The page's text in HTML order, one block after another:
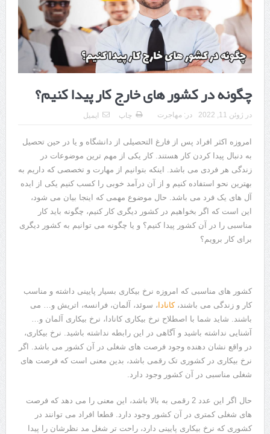
هزینه ایمپلنت دندان در ترکیه 1405 | قیمت، مزایا، معایب و مقایسه با
ایران
محصولات تراست؛ بهترین گزینه برای مراقبت از پوست
کلاس تیزهوشان برای چه دانش‌آموزانی ضروری‌تر است؟
آشنایی با هنر عاج کاری
7 سوئیت محبوب مشهد نزدیک حرم با غذا و نظر مسافران
درمان ترک های پوستی با لیزر در مشهد | لیزر فوتونا برای بهبود قطعی
استریا
طراحی در خدمت نظم؛ از قفسه ‌های یک‌ طرفه تا دو طرفه، روایت
هوشمندی در معماری فروشگاه
چگونه در کشور های خارج کار پیدا کنیم؟
در ژوئن 11, 2022 در: مهاجرت چاپ ایمیل
امروزه اکثر افراد پس از فارغ التحصیلی از دانشگاه و یا در حین تحصیل
به دنبال پیدا کردن کار هستند. کار یکی از مهم ترین موضوعات در
زندگی هر فردی می باشد. اینکه بتوانیم از مهارت و تخصصی که داریم به
بهترین نحو استفاده کنیم و از آن درآمد خوبی را کسب کنیم یکی از ایده
آل های یک فرد می باشد. حال موضوع مهمی که اینجا بیان می شود،
این است که اگر بخواهیم در کشور دیگری کار کنیم، چگونه باید کار
مناسبی را در آن کشور پیدا کنیم؟ و یا چگونه می توانیم به کشور دیگری
برای کار برویم؟
کشور های مناسبی که امروزه نرخ بیکاری بسیار پایینی داشته و مناسب
کار و زندگی می باشند،کانادا، سوئد، آلمان، فرانسه، اتریش و… می
باشند. شاید شما با اصطلاح نرخ بیکاری کانادا، نرخ بیکاری آلمان و…
آشنایی نداشته باشید و آگاهی در این رابطه نداشته باشید. نرخ بیکاری،
در واقع نشان دهنده وجود فرصت های شغلی در آن کشور می باشد. اگر
نرخ بیکاری در کشوری تک رقمی باشد، بدین معنی است که فرصت های
شغلی مناسبی در آن کشور وجود دارد.
حال اگر این عدد 2 رقمی به بالا باشد، این معنی را می دهد که فرصت
های شغلی کمتری در آن کشور وجود دارد. قطعا افراد می توانند در
کشوری که نرخ بیکاری پایینی دارد، راحت تر شغل مد نظرشان را پیدا